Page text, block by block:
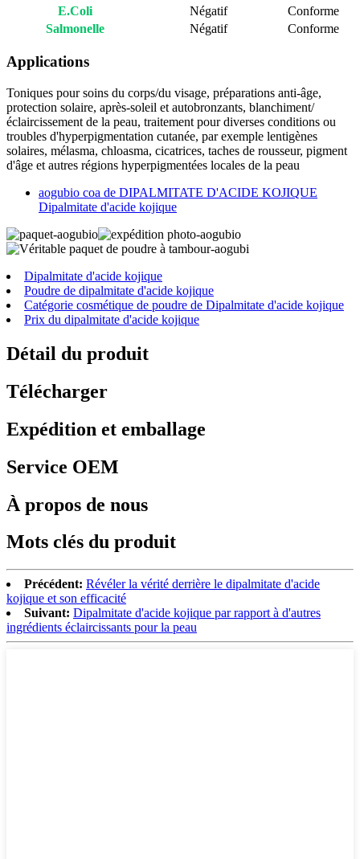
E.Coli
Négatif
Conforme
Salmonelle
Négatif Conforme
Applications
Toniques pour soins du corps/du visage, préparations anti-âge,
protection solaire, après-soleil et autobronzants, blanchiment/
éclaircissement de la peau, traitement pour diverses conditions ou
troubles d'hyperpigmentation cutanée, par exemple lentigènes
solaires, mélasma, chloasma, cicatrices, taches de rousseur, pigment
d'âge et autres régions hyperpigmentées locales de la peau
aogubio coa de DIPALMITATE D'ACIDE KOJIQUE
Dipalmitate d'acide kojique
Dipalmitate d'acide kojique
Poudre de dipalmitate d'acide kojique
Catégorie cosmétique de poudre de Dipalmitate d'acide kojique
Prix ​​​​du dipalmitate d'acide kojique
Détail du produit
Télécharger
Expédition et emballage
Service OEM
À propos de nous
Mots clés du produit
Précédent: Révéler la vérité derrière le dipalmitate d'acide
kojique et son efficacité
Suivant: Dipalmitate d'acide kojique par rapport à d'autres
ingrédients éclaircissants pour la peau